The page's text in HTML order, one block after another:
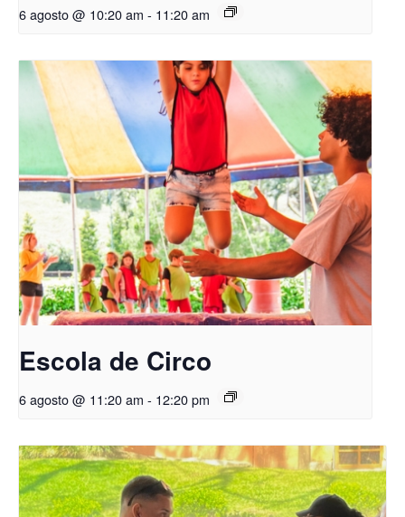
6 agosto @ 10:20 am - 11:20 am
Escola de Circo
6 agosto @ 11:20 am - 12:20 pm